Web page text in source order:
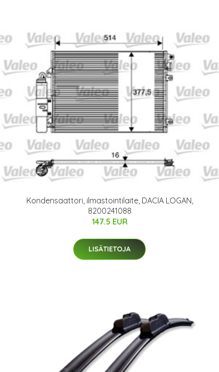
Kondensaattori, ilmastointilaite, DACIA LOGAN,
8200241088
147.5 EUR
LISÄTIETOJA